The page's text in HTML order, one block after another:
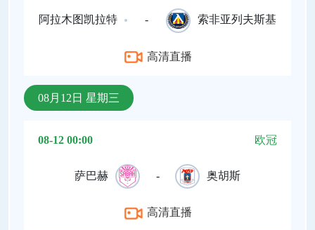
阿拉木图凯拉特 - 索非亚列夫斯基
高清直播
08月12日 星期三
08-12 00:00 欧冠
萨巴赫 - 奥胡斯
高清直播